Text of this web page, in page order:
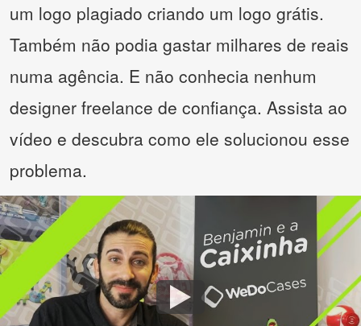
um logo plagiado criando um logo grátis.
Também não podia gastar milhares de reais
numa agência. E não conhecia nenhum
designer freelance de confiança. Assista ao
vídeo e descubra como ele solucionou esse
problema.